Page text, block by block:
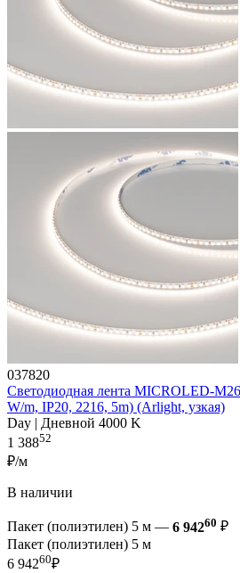
037820
Светодиодная лента MICROLED-
W/m, IP20, 2216, 5m) (Arlight, узкая)
Day | Дневной 4000 K
1 38852
₽/м
В наличии
Пакет (полиэтилен) 5 м — 6 94260 ₽
Пакет (полиэтилен) 5 м
6 94260₽